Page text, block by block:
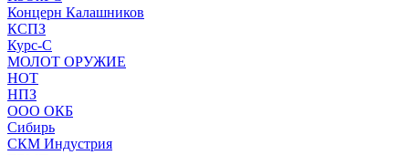
Концерн Калашников
КСПЗ
Курс-С
МОЛОТ ОРУЖИЕ
НОТ
НПЗ
ООО ОКБ
Сибирь
СКМ Индустрия